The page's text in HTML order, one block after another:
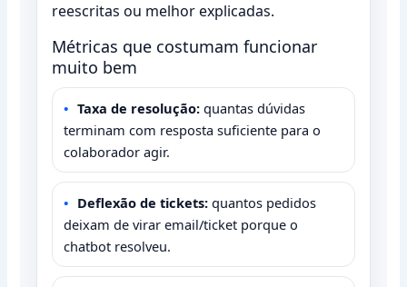
reescritas ou melhor explicadas.
Métricas que costumam funcionar
muito bem
Taxa de resolução: quantas dúvidas
terminam com resposta suficiente para o
colaborador agir.
Deflexão de tickets: quantos pedidos
deixam de virar email/ticket porque o
chatbot resolveu.